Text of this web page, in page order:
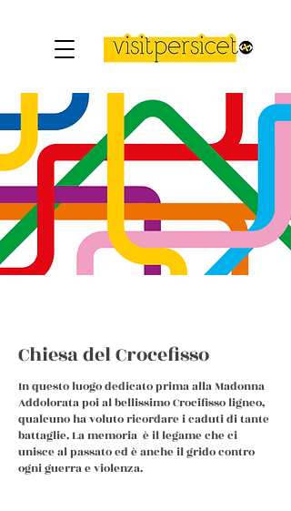
Chiesa del Crocefisso
In questo luogo dedicato prima alla Madonna
Addolorata poi al bellissimo Crocifisso ligneo,
qualcuno ha voluto ricordare i caduti di tante
battaglie. La memoria è il legame che ci
unisce al passato ed è anche il grido contro
ogni guerra e violenza.